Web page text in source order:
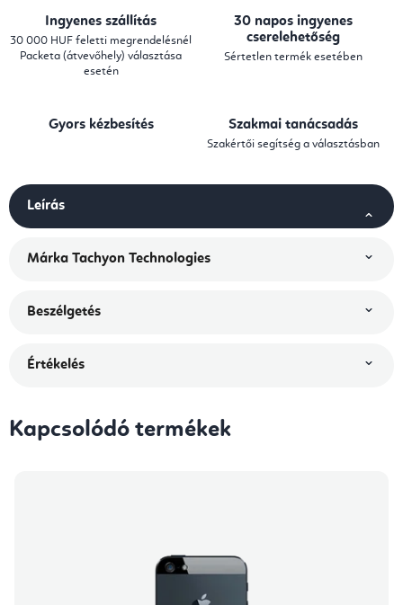
Ingyenes szállítás
30 000 HUF feletti megrendelésnél
Packeta (átvevőhely) választása
esetén
30 napos ingyenes
cserelehetőség
Sértetlen termék esetében
Gyors kézbesítés Szakmai tanácsadás
Szakértői segítség a választásban
Leírás
Márka Tachyon Technologies
Beszélgetés
Értékelés
Kapcsolódó termékek